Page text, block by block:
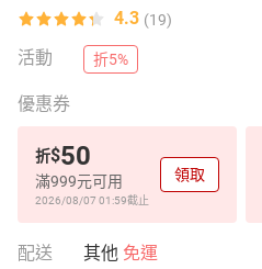
4.3 (19)
活動 折5%
優惠券
折$50
滿999元可用
2026/08/07 01:59截止
領取
配送 其他 免運